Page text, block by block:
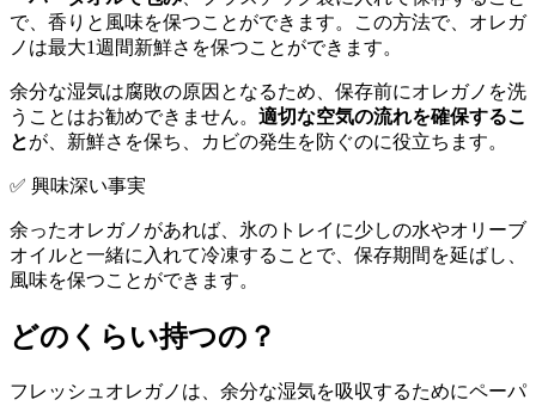
で、香りと風味を保つことができます。この方法で、オレガ
ノは最大1週間新鮮さを保つことができます。
余分な湿気は腐敗の原因となるため、保存前にオレガノを洗
うことはお勧めできません。 適切な空気の流れを確保するこ
とが、新鮮さを保ち、カビの発生を防ぐのに役立ちます。
✅ 興味深い事実
余ったオレガノがあれば、氷のトレイに少しの水やオリーブ
オイルと一緒に入れて冷凍することで、保存期間を延ばし、
風味を保つことができます。
どのくらい持つの？
フレッシュオレガノは、余分な湿気を吸収するためにペーパ